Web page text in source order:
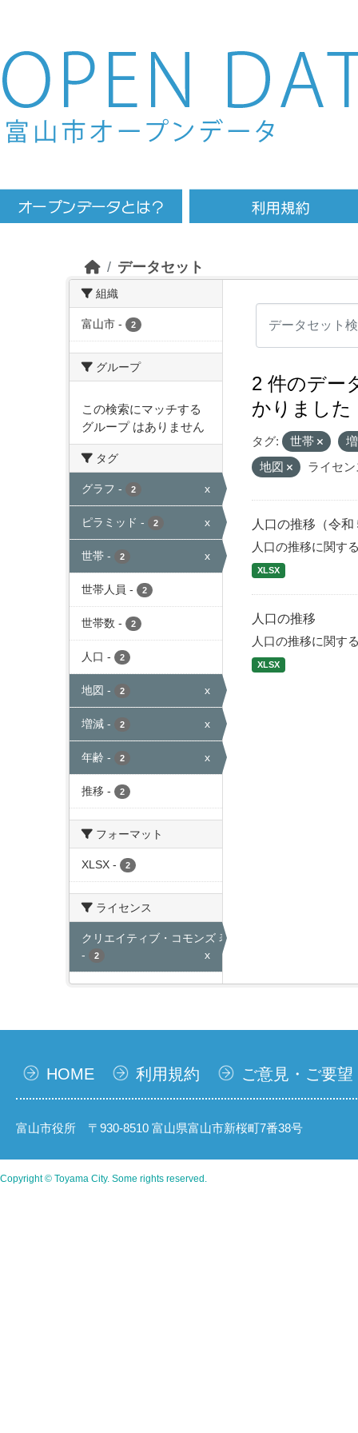
Skip to main content
データセット
組織
富山市 - 2
グループ
この検索にマッチする
グループ はありません
タグ
グラフ - 2 x
ピラミッド - 2 x
世帯 - 2 x
世帯人員 - 2
世帯数 - 2
人口 - 2
地図 - 2 x
増減 - 2 x
年齢 - 2 x
推移 - 2
フォーマット
XLSX - 2
ライセンス
クリエイティブ・コモンズ 表示
-
2 x
2 件のデー
かりました
タグ: 世帯
地図
ライセン
人口の推移（令和
人口の推移に関す
XLSX
人口の推移
人口の推移に関す
XLSX
HOME 利用規約 ご意見・ご要望
富山市役所 〒930-8510 富山県富山市新桜町7番38号
Copyright © Toyama City. Some rights reserved.